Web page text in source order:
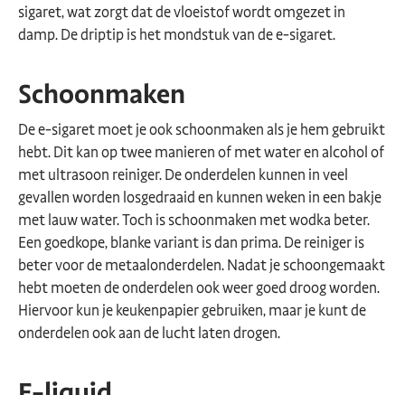
sigaret, wat zorgt dat de vloeistof wordt omgezet in
damp. De driptip is het mondstuk van de e-sigaret.
Schoonmaken
De e-sigaret moet je ook schoonmaken als je hem gebruikt
hebt. Dit kan op twee manieren of met water en alcohol of
met ultrasoon reiniger. De onderdelen kunnen in veel
gevallen worden losgedraaid en kunnen weken in een bakje
met lauw water. Toch is schoonmaken met wodka beter.
Een goedkope, blanke variant is dan prima. De reiniger is
beter voor de metaalonderdelen. Nadat je schoongemaakt
hebt moeten de onderdelen ook weer goed droog worden.
Hiervoor kun je keukenpapier gebruiken, maar je kunt de
onderdelen ook aan de lucht laten drogen.